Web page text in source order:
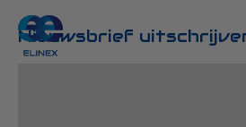
Nieuwsbrief